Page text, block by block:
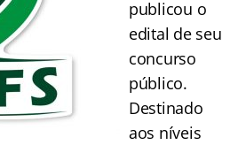
publicou o
edital de seu
concurso
público.
Destinado
aos níveis